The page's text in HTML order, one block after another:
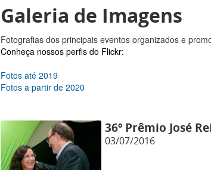
Galeria de Imagens
Fotografias dos principais eventos organizados e
Conheça nossos perfis do Flickr:
Fotos até 2019
Fotos a partir de 2020
36º Prêmio José
03/07/2016